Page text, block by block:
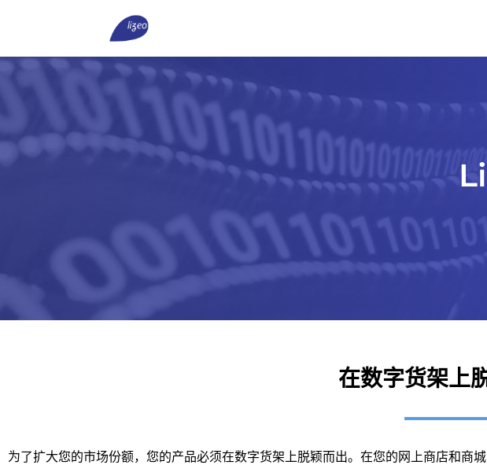
在数字货架上
为了扩大您的市场份额，您的产品必须在数字货架上脱颖而出。在您的网上商店和商